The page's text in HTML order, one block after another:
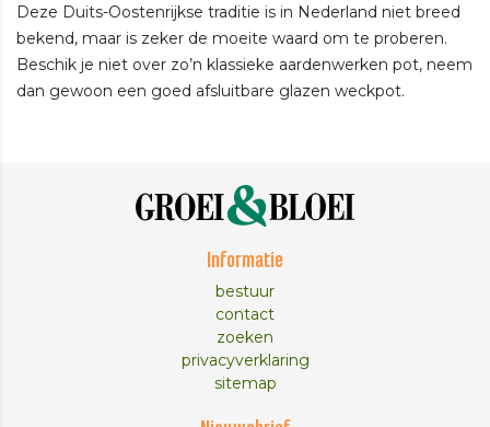
Deze Duits-Oostenrijkse traditie is in Nederland niet breed
bekend, maar is zeker de moeite waard om te proberen.
Beschik je niet over zo’n klassieke aardenwerken pot, neem
dan gewoon een goed afsluitbare glazen weckpot.
Informatie
bestuur
contact
zoeken
privacyverklaring
sitemap